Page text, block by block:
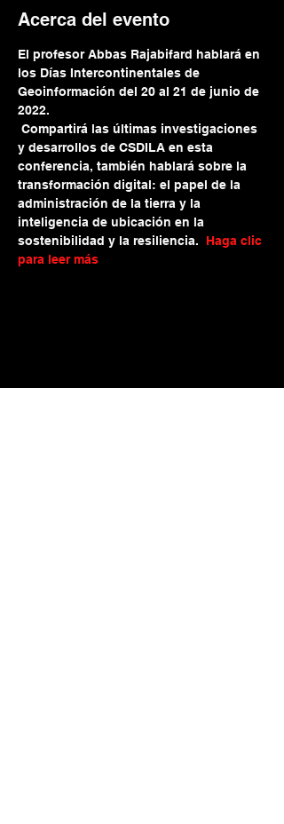
Acerca del evento
El profesor Abbas Rajabifard hablará en
los Días Intercontinentales de
Geoinformación del 20 al 21 de junio de
2022.
y desarrollos de CSDILA en esta
conferencia, también hablará sobre la
transformación digital: el papel de la
administración de la tierra y la
inteligencia de ubicación en la
sostenibilidad y la resiliencia. Haga clic
para leer más